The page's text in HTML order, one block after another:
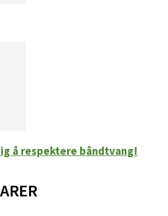
å respektere båndtvang!